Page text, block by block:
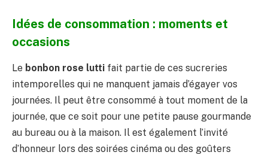
Idées de consommation : moments et
occasions
Le bonbon rose lutti fait partie de ces sucreries
intemporelles qui ne manquent jamais d’égayer vos
journées. Il peut être consommé à tout moment de la
journée, que ce soit pour une petite pause gourmande
au bureau ou à la maison. Il est également l’invité
d’honneur lors des soirées cinéma ou des goûters